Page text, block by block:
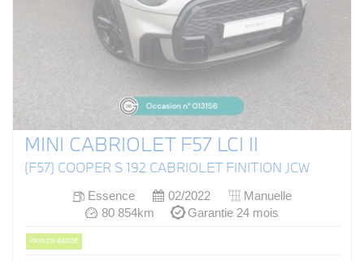
MINI CABRIOLET F57 LCI II
(F57) COOPER S 192 CABRIOLET FINITION JCW
Essence 02/2022
Manuelle
80 854km
Garantie 24 mois
PRIX EN BAISSE